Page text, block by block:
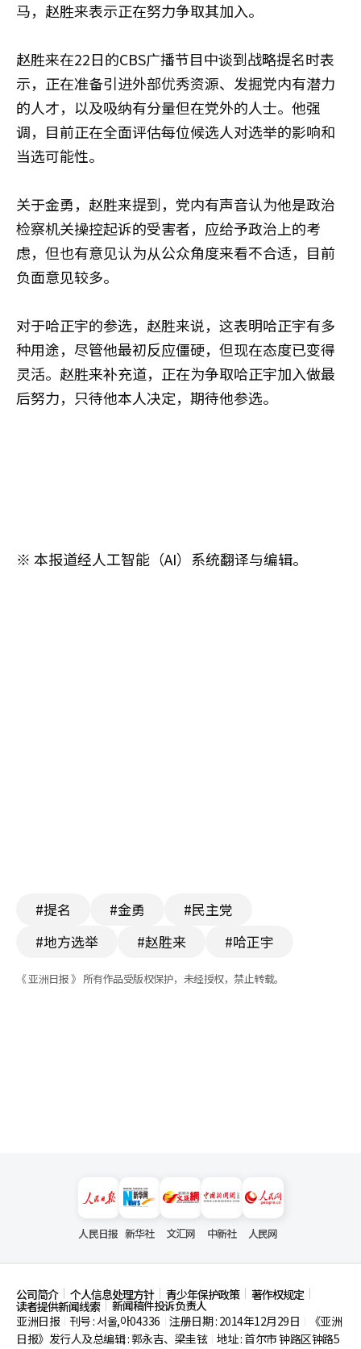
马，赵胜来表示正在努力争取其加入。
赵胜来在22日的CBS广播节目中谈到战略提名时表
示，正在准备引进外部优秀资源、发掘党内有潜力
的人才，以及吸纳有分量但在党外的人士。他强
调，目前正在全面评估每位候选人对选举的影响和
当选可能性。
关于金勇，赵胜来提到，党内有声音认为他是政治
检察机关操控起诉的受害者，应给予政治上的考
虑，但也有意见认为从公众角度来看不合适，目前
负面意见较多。
对于哈正宇的参选，赵胜来说，这表明哈正宇有多
种用途，尽管他最初反应僵硬，但现在态度已变得
灵活。赵胜来补充道，正在为争取哈正宇加入做最
后努力，只待他本人决定，期待他参选。
※ 本报道经人工智能（AI）系统翻译与编辑。
#提名 #金勇
#民主党
#地方选举
#赵胜来 #哈正宇
《 亚洲日报 》 所有作品受版权保护，未经授权，禁止转载。
人民日报 新华社 文汇网 中新社 人民网
公司简介 个人信息处理方针 青少年保护政策 著作权规定
读者提供新闻线索
新闻稿件投诉负责人
亚洲日报
刊号 : 서울,아04336 注册日期 : 2014年12月29日
《亚洲
日报》发行人及总编辑 : 郭永吉、梁圭铉 地址 : 首尔市钟路区钟路5